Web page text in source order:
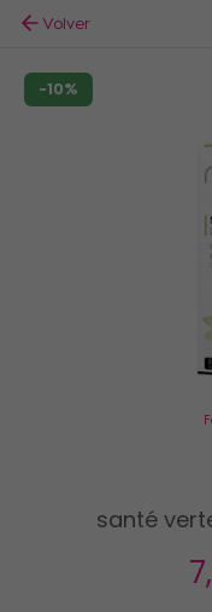
Volver
santé
7
-10%